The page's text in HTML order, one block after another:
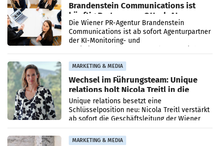
Brandenstein Communications ist
künftig Partner von OtterlyAI
Die Wiener PR-Agentur Brandenstein
Communications ist ab sofort Agenturpartner
der KI-Monitoring- und
MARKETING & MEDIA
Wechsel im Führungsteam: Unique
relations holt Nicola Treitl in die
Geschäftsleitung
Unique relations besetzt eine
Schlüsselposition neu: Nicola Treitl verstärkt
ab sofort die Geschäftsleitung der Wiener
PR-Agentur an der Seite von Josef Kalina und
Anna Kalina-Mahr.
MARKETING & MEDIA